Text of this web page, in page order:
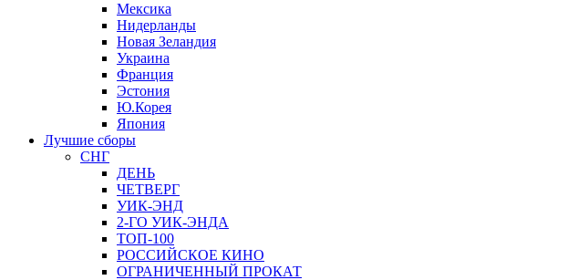
Мексика
Нидерланды
Новая Зеландия
Украина
Франция
Эстония
Ю.Корея
Япония
Лучшие сборы
СНГ
ДЕНЬ
ЧЕТВЕРГ
УИК-ЭНД
2-ГО УИК-ЭНДА
ТОП-100
РОССИЙСКОЕ КИНО
ОГРАНИЧЕННЫЙ ПРОКАТ